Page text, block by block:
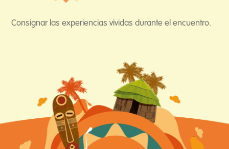
Consignar las experiencias vividas durante el encuentro.